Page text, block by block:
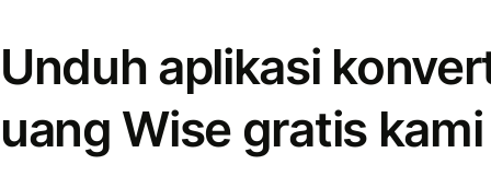
Unduh aplikasi
uang Wise gratis kami